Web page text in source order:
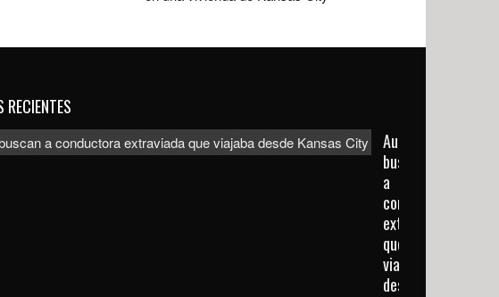
Autoridades
buscan
a
conductora
extraviada
que
viajaba
desde